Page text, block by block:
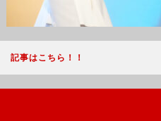
記事はこちら！！